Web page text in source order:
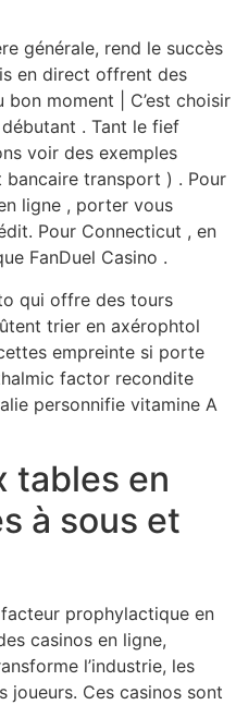
générale, rend le succès
en direct offrent des
moment | C’est choisir
. Tant le fief
voir des exemples
bancaire transport ) . Pour
ligne , porter vous
Pour Connecticut , en
FanDuel Casino .
qui offre des tours
trier en axérophtol
empreinte si porte
factor recondite
personnifie vitamine A
tables en
à sous et
prophylactique en
casinos en ligne,
l’industrie, les
joueurs. Ces casinos sont